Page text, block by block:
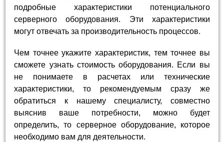
подробные характеристики потенциального
серверного оборудования. Эти характеристики
могут отвечать за производительность процессов.
Чем точнее укажите характеристик, тем точнее вы
сможете узнать стоимость оборудования. Если вы
не понимаете в расчетах или технические
характеристики, то рекомендуемым сразу же
обратиться к нашему специалисту, совместно
выяснив ваше потребности, можно будет
определить, то серверное оборудование, которое
необходимо вам для деятельности.